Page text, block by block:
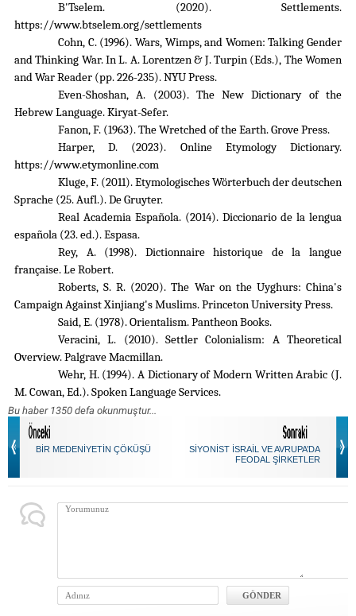
B'Tselem. (2020). Settlements.
https://www.btselem.org/settlements
Cohn, C. (1996). Wars, Wimps, and Women: Talking Gender
and Thinking War. In L. A. Lorentzen & J. Turpin (Eds.), The Women
and War Reader (pp. 226-235). NYU Press.
Even-Shoshan, A. (2003). The New Dictionary of the
Hebrew Language. Kiryat-Sefer.
Fanon, F. (1963). The Wretched of the Earth. Grove Press.
Harper, D. (2023). Online Etymology Dictionary.
https://www.etymonline.com
Kluge, F. (2011). Etymologisches Wörterbuch der deutschen
Sprache (25. Aufl.). De Gruyter.
Real Academia Española. (2014). Diccionario de la lengua
española (23. ed.). Espasa.
Rey, A. (1998). Dictionnaire historique de la langue
française. Le Robert.
Roberts, S. R. (2020). The War on the Uyghurs: China's
Campaign Against Xinjiang's Muslims. Princeton University Press.
Said, E. (1978). Orientalism. Pantheon Books.
Veracini, L. (2010). Settler Colonialism: A Theoretical
Overview. Palgrave Macmillan.
Wehr, H. (1994). A Dictionary of Modern Written Arabic (J.
M. Cowan, Ed.). Spoken Language Services.
Bu haber 1350 defa okunmuştur...
BİR MEDENİYETİN ÇÖKÜŞÜ
SİYONİST İSRAİL VE AVRUPA’DA
FEODAL ŞİRKETLER